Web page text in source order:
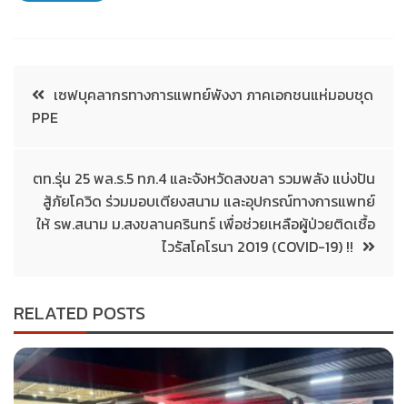
เซฟบุคลากรทางการแพทย์พังงา ภาคเอกชนแห่มอบชุด
PPE
ตท.รุ่น 25 พล.ร.5 ทภ.4 และจังหวัดสงขลา รวมพลัง แบ่งปัน
สู้ภัยโควิด ร่วมมอบเตียงสนาม และอุปกรณ์ทางการแพทย์
ให้ รพ.สนาม ม.สงขลานครินทร์ เพื่อช่วยเหลือผู้ป่วยติดเชื้อ
ไวรัสโคโรนา 2019 (COVID-19) !!
RELATED POSTS